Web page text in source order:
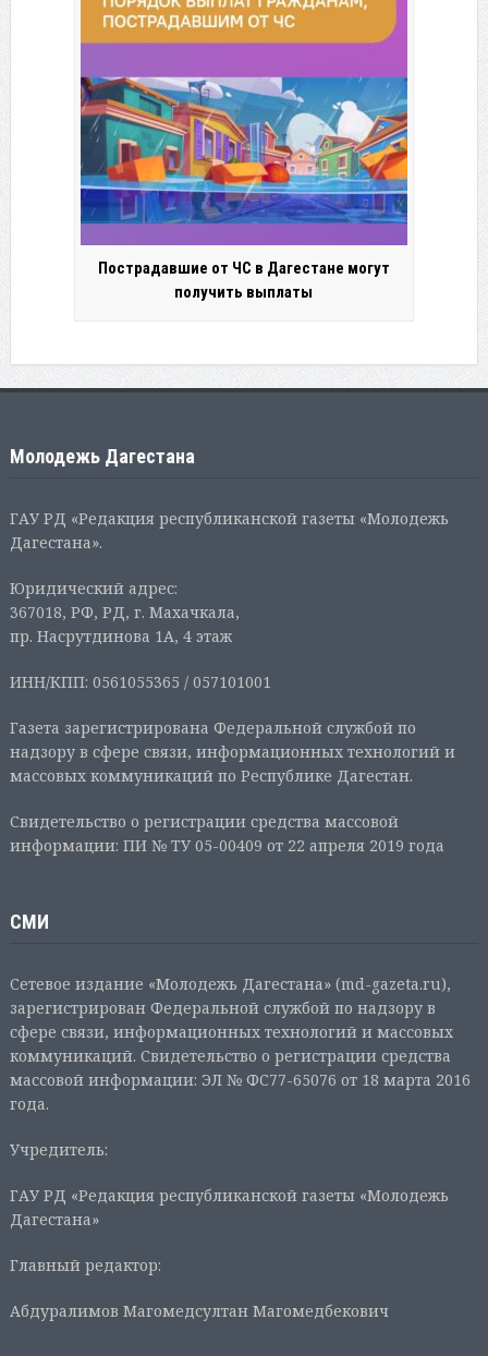
Пострадавшие от ЧС в Дагестане могут
получить выплаты
Молодежь Дагестана
ГАУ РД «Редакция республиканской газеты «Молодежь
Дагестана».
Юридический адрес:
367018, РФ, РД, г. Махачкала,
пр. Насрутдинова 1А, 4 этаж
ИНН/КПП: 0561055365 / 057101001
Газета зарегистрирована Федеральной службой по
надзору в сфере связи, информационных технологий и
массовых коммуникаций по Республике Дагестан.
Свидетельство о регистрации средства массовой
информации: ПИ № ТУ 05-00409 от 22 апреля 2019 года
СМИ
Сетевое издание «Молодежь Дагестана» (md-gazeta.ru),
зарегистрирован Федеральной службой по надзору в
сфере связи, информационных технологий и массовых
коммуникаций. Свидетельство о регистрации средства
массовой информации: ЭЛ № ФС77-65076 от 18 марта 2016
года.
Учредитель:
ГАУ РД «Редакция республиканской газеты «Молодежь
Дагестана»
Главный редактор:
Абдуралимов Магомедсултан Магомедбекович